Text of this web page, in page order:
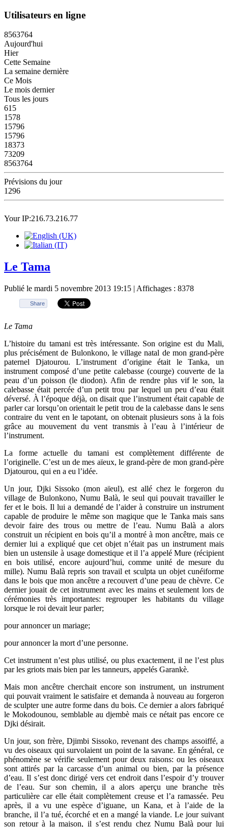
Utilisateurs en ligne
8563764
Aujourd'hui
Hier
Cette Semaine
La semaine dernière
Ce Mois
Le mois dernier
Tous les jours
615
1578
15796
15796
18373
73209
8563764
Prévisions du jour
1296
Your IP:216.73.216.77
Le Tama
Publié le mardi 5 novembre 2013 19:15 | Affichages : 8378
Share
Le Tama
L’histoire du tamani est très intéressante. Son origine est du Mali,
plus précisément de Bulonkono, le village natal de mon grand-père
paternel Djatourou. L’instrument d’origine était le Tanka, un
instrument composé d’une petite calebasse (courge) couverte de la
peau d’un poisson (le diodon). Afin de rendre plus vif le son, la
calebasse était percée d’un petit trou par lequel un peu d’eau était
déversé. À l’époque déjà, on disait que l’instrument était capable de
parler car lorsqu’on orientait le petit trou de la calebasse dans le sens
contraire du vent en le tapotant, on obtenait plusieurs sons à la fois
grâce au mouvement du vent transmis à l’eau à l’intérieur de
l’instrument.
La forme actuelle du tamani est complètement différente de
l’originelle.C’est un de mes aïeux, le grand-père de mon grand-père
Djatourou, qui en a eu l’idée.
Un jour, Djki Sissoko (mon aïeul), est allé chez le forgeron du
village de Bulonkono, Numu Balà, le seul qui pouvait travailler le
fer et le bois. Il lui a demandé de l’aider à construire un instrument
capable de produire le même son magique que le Tanka mais sans
devoir faire des trous ou mettre de l’eau. Numu Balà a alors
construit un récipient en bois qu’il a montré à mon ancêtre, mais ce
dernier lui a expliqué que cet objet n’était pas un instrument mais
bien un ustensile à usage domestique et il l’a appelé Mure (récipient
en bois utilisé, encore aujourd’hui, comme unité de mesure du
mille). Numu Balà repris son travail et sculpta un objet cunéiforme
dans le bois que mon ancêtre a recouvert d’une peau de chèvre. Ce
dernier jouait de cet instrument avec les mains et seulement lors de
cérémonies très importantes: regrouper les habitants du village
lorsque le roi devait leur parler;
pour annoncer un mariage;
pour annoncer la mort d’une personne.
Cet instrument n’est plus utilisé, ou plus exactement, il ne l’est plus
par les griots mais bien par les tanneurs, appelés Garankè.
Mais mon ancêtre cherchait encore son instrument, un instrument
qui pouvait vraiment le satisfaire et demanda à nouveau au forgeron
de sculpter une autre forme dans du bois. Ce dernier a alors fabriqué
le Mokodounou, semblable au djembè mais ce nétait pas encore ce
Djki désirait.
Un jour, son frère, Djimbi Sissoko, revenant des champs assoiffé, a
vu des oiseaux qui survolaient un point de la savane. En général, ce
phénomène se vérifie seulement pour deux raisons: ou les oiseaux
sont attirés par la carcasse d’un animal ou bien, par la présence
d’eau. Il s’est donc dirigé vers cet endroit dans l’espoir d’y trouver
de l’eau. Sur son chemin, il a alors aperçu une branche très
particulière car elle était complètement creuse et l’a ramassée. Peu
après, il a vu une espèce d’iguane, un Kana, et à l’aide de la
branche, il l’a tué, écorché et en a mangé la viande. Le jour suivant
son retour à la maison, il s’est rendu chez Numu Balà pour lui